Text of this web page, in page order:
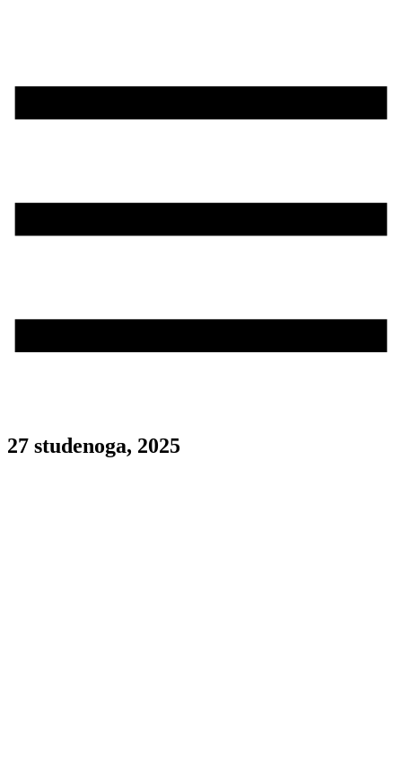
27 studenoga, 2025